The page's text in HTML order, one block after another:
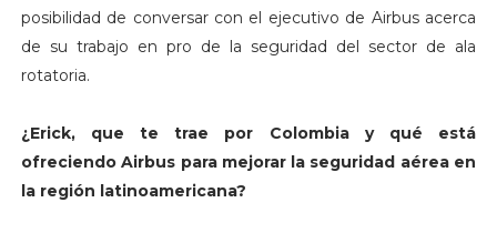
posibilidad de conversar con el ejecutivo de Airbus acerca
de su trabajo en pro de la seguridad del sector de ala
rotatoria.
¿Erick, que te trae por Colombia y qué está
ofreciendo Airbus para mejorar la seguridad aérea en
la región latinoamericana?